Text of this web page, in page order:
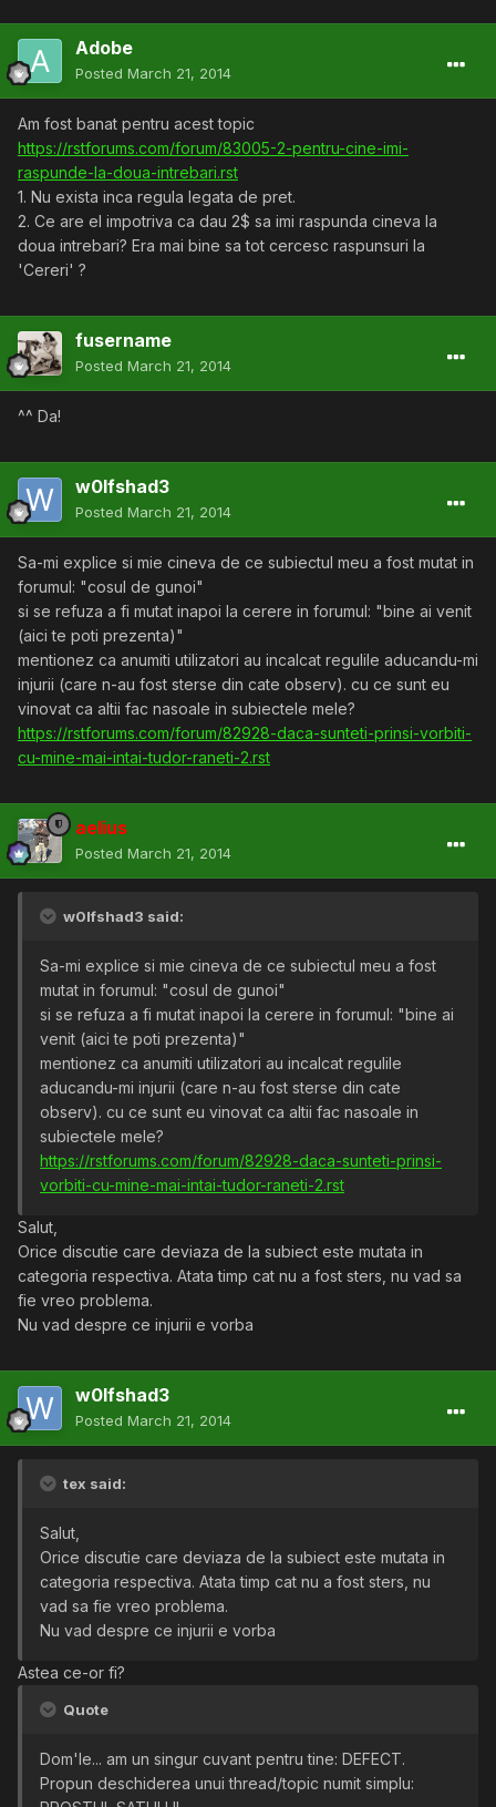
Adobe
Posted March 21, 2014
Am fost banat pentru acest topic
https://rstforums.com/forum/83005-2-pentru-cine-imi-
raspunde-la-doua-intrebari.rst
1. Nu exista inca regula legata de pret.
2. Ce are el impotriva ca dau 2$ sa imi raspunda cineva la
doua intrebari? Era mai bine sa tot cercesc raspunsuri la
'Cereri' ?
fusername
Posted March 21, 2014
^^ Da!
w0lfshad3
Posted March 21, 2014
Sa-mi explice si mie cineva de ce subiectul meu a fost mutat in
forumul: "cosul de gunoi"
si se refuza a fi mutat inapoi la cerere in forumul: "bine ai venit
(aici te poti prezenta)"
mentionez ca anumiti utilizatori au incalcat regulile aducandu-mi
injurii (care n-au fost sterse din cate observ). cu ce sunt eu
vinovat ca altii fac nasoale in subiectele mele?
https://rstforums.com/forum/82928-daca-sunteti-prinsi-vorbiti-
cu-mine-mai-intai-tudor-raneti-2.rst
aelius
Posted March 21, 2014
w0lfshad3 said:
Sa-mi explice si mie cineva de ce subiectul meu a fost
mutat in forumul: "cosul de gunoi"
si se refuza a fi mutat inapoi la cerere in forumul: "bine ai
venit (aici te poti prezenta)"
mentionez ca anumiti utilizatori au incalcat regulile
aducandu-mi injurii (care n-au fost sterse din cate
observ). cu ce sunt eu vinovat ca altii fac nasoale in
subiectele mele?
https://rstforums.com/forum/82928-daca-sunteti-prinsi-
vorbiti-cu-mine-mai-intai-tudor-raneti-2.rst
Salut,
Orice discutie care deviaza de la subiect este mutata in
categoria respectiva. Atata timp cat nu a fost sters, nu vad sa
fie vreo problema.
Nu vad despre ce injurii e vorba
w0lfshad3
Posted March 21, 2014
tex said:
Salut,
Orice discutie care deviaza de la subiect este mutata in
categoria respectiva. Atata timp cat nu a fost sters, nu
vad sa fie vreo problema.
Nu vad despre ce injurii e vorba
Astea ce-or fi?
Quote
Dom'le... am un singur cuvant pentru tine: DEFECT.
Propun deschiderea unui thread/topic numit simplu: